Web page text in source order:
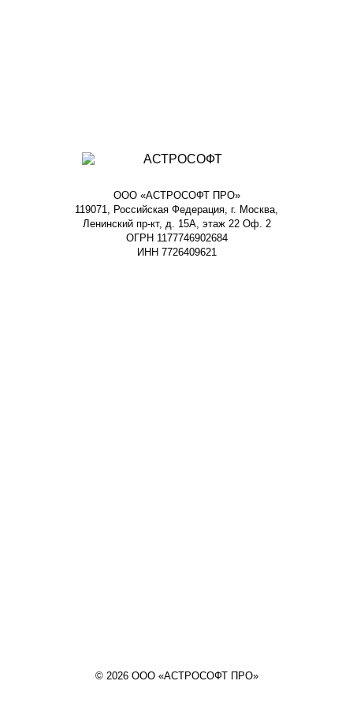
ООО «АСТРОСОФТ ПРО»
119071, Российская Федерация, г. Москва,
Ленинский пр-кт, д. 15А, этаж 22 Оф. 2
ОГРН 1177746902684
ИНН 7726409621
© 2026 ООО «АСТРОСОФТ ПРО»